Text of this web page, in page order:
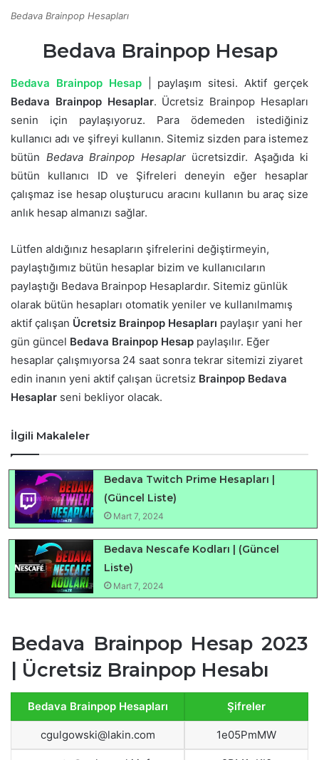
Bedava Brainpop Hesapları
Bedava Brainpop Hesap
Bedava Brainpop Hesap| paylaşım sitesi. Aktif gerçek
Bedava Brainpop Hesaplar. Ücretsiz Brainpop Hesapları
senin için paylaşıyoruz. Para ödemeden istediğiniz
kullanıcı adı ve şifreyi kullanın. Sitemiz sizden para istemez
bütün Bedava Brainpop Hesaplarücretsizdir. Aşağıda ki
bütün kullanıcı ID ve Şifreleri deneyin eğer hesaplar
çalışmaz ise hesap oluşturucu aracını kullanın bu araç size
anlık hesap almanızı sağlar.
Lütfen aldığınız hesapların şifrelerini değiştirmeyin,
paylaştığımız bütün hesaplar bizim ve kullanıcıların
paylaştığı Bedava Brainpop Hesaplardır. Sitemiz günlük
olarak bütün hesapları otomatik yeniler ve kullanılmamış
aktif çalışan Ücretsiz Brainpop Hesapları paylaşır yani her
gün güncel Bedava Brainpop Hesap paylaşılır. Eğer
hesaplar çalışmıyorsa 24 saat sonra tekrar sitemizi ziyaret
edin inanın yeni aktif çalışan ücretsiz Brainpop Bedava
Hesaplar seni bekliyor olacak.
İlgili Makaleler
Bedava Twitch Prime Hesapları |
(Güncel Liste)
Mart 7, 2024
Bedava Nescafe Kodları | (Güncel
Liste)
Mart 7, 2024
Bedava Brainpop Hesap 2023
| Ücretsiz Brainpop Hesabı
Bedava Brainpop Hesapları Şifreler
cgulgowski@lakin.com 1e05PmMW